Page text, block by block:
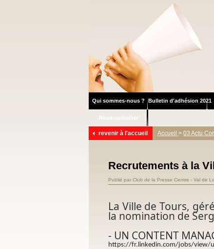
Qui sommes-nous ? Bulletin d'adhésion 2021
Nous contacter
revenir à l'accueil Accueil > 03 Actu
Recrutements à la
Publié par Club de la Presse Centre - Val de
La Ville de Tours,
la nomination de
- UN CONTENT
https://fr.linkedin.com/jobs/view/